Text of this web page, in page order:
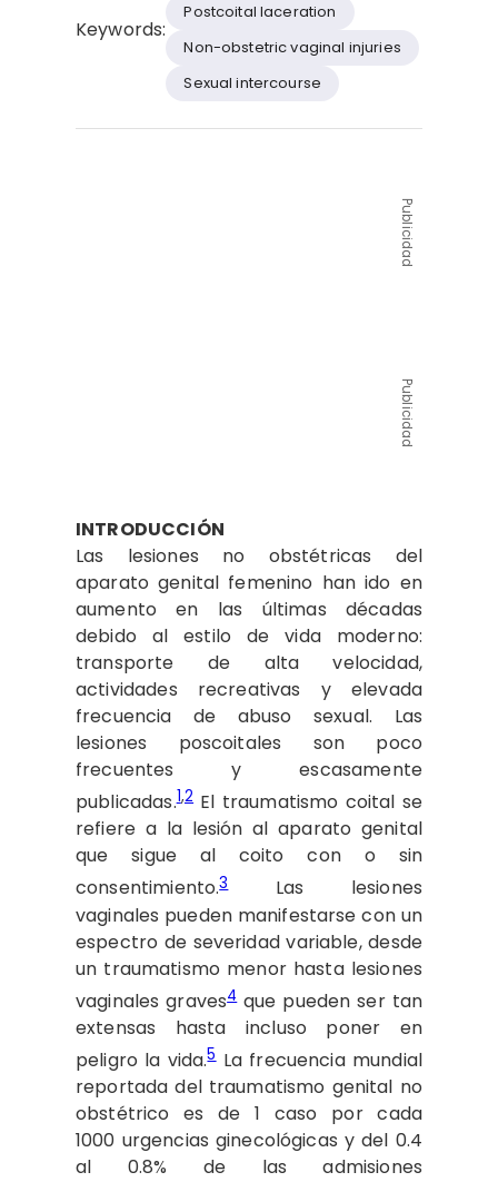
Keywords:
Postcoital laceration
Non-obstetric vaginal injuries
Sexual intercourse
Publicidad
Publicidad
INTRODUCCIÓN
Las lesiones no obstétricas del
aparato genital femenino han ido en
aumento en las últimas décadas
debido al estilo de vida moderno:
transporte de alta velocidad,
actividades recreativas y elevada
frecuencia de abuso sexual. Las
lesiones poscoitales son poco
frecuentes y escasamente
publicadas.1,2El traumatismo coital se
refiere a la lesión al aparato genital
que sigue al coito con o sin
consentimiento.3Las lesiones
vaginales pueden manifestarse con un
espectro de severidad variable, desde
un traumatismo menor hasta lesiones
vaginales graves4que pueden ser tan
extensas hasta incluso poner en
peligro la vida.5La frecuencia mundial
reportada del traumatismo genital no
obstétrico es de 1 caso por cada
1000 urgencias ginecológicas y del 0.4
al 0.8% de las admisiones